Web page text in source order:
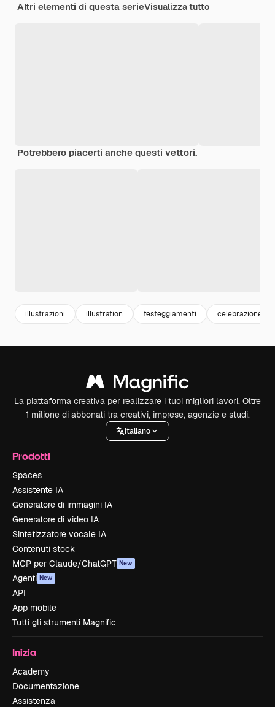
Altri elementi di questa serieVisualizza tutto
Potrebbero piacerti anche questi vettori.
illustrazioni illustration festeggiamenti celebrazione
La piattaforma creativa per realizzare i tuoi migliori lavori. Oltre
1 milione di abbonati tra creativi, imprese, agenzie e studi.
Italiano
Prodotti
Spaces
Assistente IA
Generatore di immagini IA
Generatore di video IA
Sintetizzatore vocale IA
Contenuti stock
MCP per Claude/ChatGPT New
Agenti New
API
App mobile
Tutti gli strumenti Magnific
Inizia
Academy
Documentazione
Assistenza